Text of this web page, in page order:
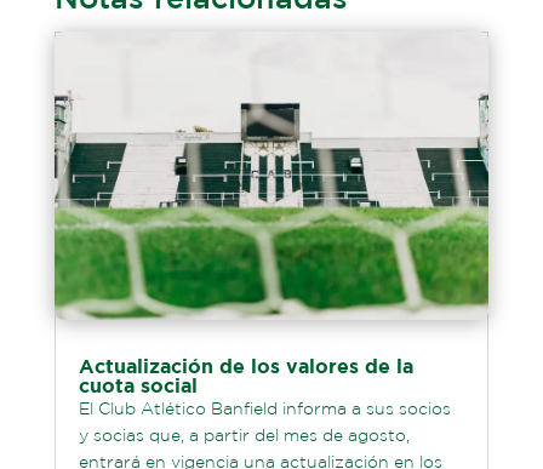
Actualización de los valores de la
cuota social
El Club Atlético Banfield informa a sus socios
y socias que, a partir del mes de agosto,
entrará en vigencia una actualización en los